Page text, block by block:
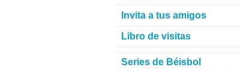
Invita a tus amigos
Libro de visitas
Series de Béisbol